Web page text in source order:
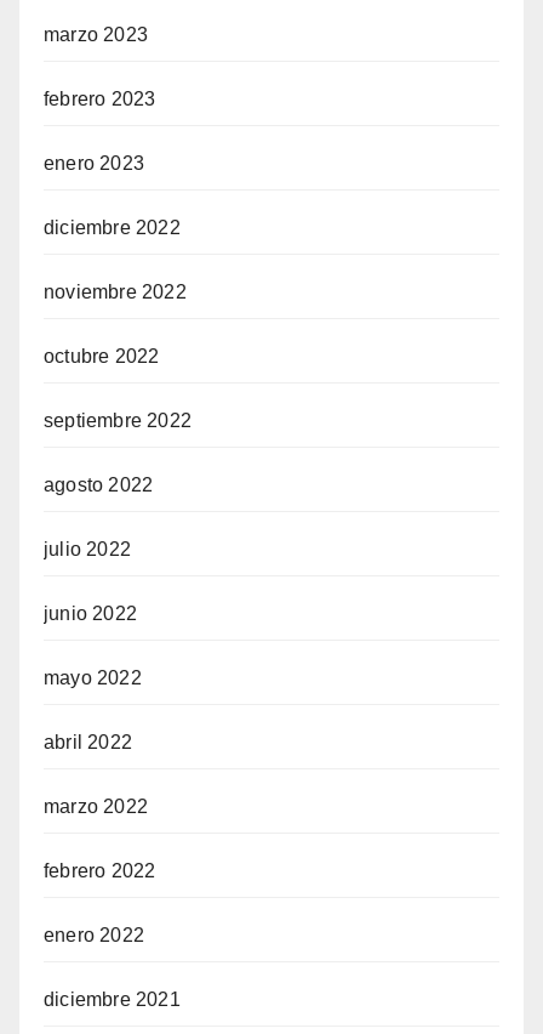
marzo 2023
febrero 2023
enero 2023
diciembre 2022
noviembre 2022
octubre 2022
septiembre 2022
agosto 2022
julio 2022
junio 2022
mayo 2022
abril 2022
marzo 2022
febrero 2022
enero 2022
diciembre 2021